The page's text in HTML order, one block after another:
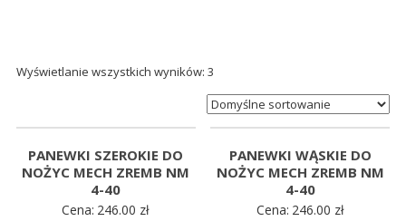
maszynowe.
rodzaju
Wyświetlanie wszystkich wyników: 3
PANEWKI SZEROKIE DO
NOŻYC MECH ZREMB NM
4-40
Cena: 246.00 zł
PANEWKI WĄSKIE DO
NOŻYC MECH ZREMB NM
4-40
Cena: 246.00 zł